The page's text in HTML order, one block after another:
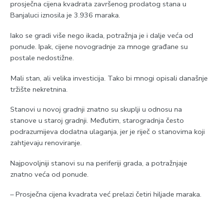
prosječna cijena kvadrata završenog prodatog stana u
Banjaluci iznosila je 3.936 maraka.
Iako se gradi više nego ikada, potražnja je i dalje veća od
ponude. Ipak, cijene novogradnje za mnoge građane su
postale nedostižne.
Mali stan, ali velika investicija. Tako bi mnogi opisali današnje
tržište nekretnina.
Stanovi u novoj gradnji znatno su skuplji u odnosu na
stanove u staroj gradnji. Međutim, starogradnja često
podrazumijeva dodatna ulaganja, jer je riječ o stanovima koji
zahtjevaju renoviranje.
Najpovoljniji stanovi su na periferiji grada, a potražnjaje
znatno veća od ponude.
– Prosječna cijena kvadrata već prelazi četiri hiljade maraka.